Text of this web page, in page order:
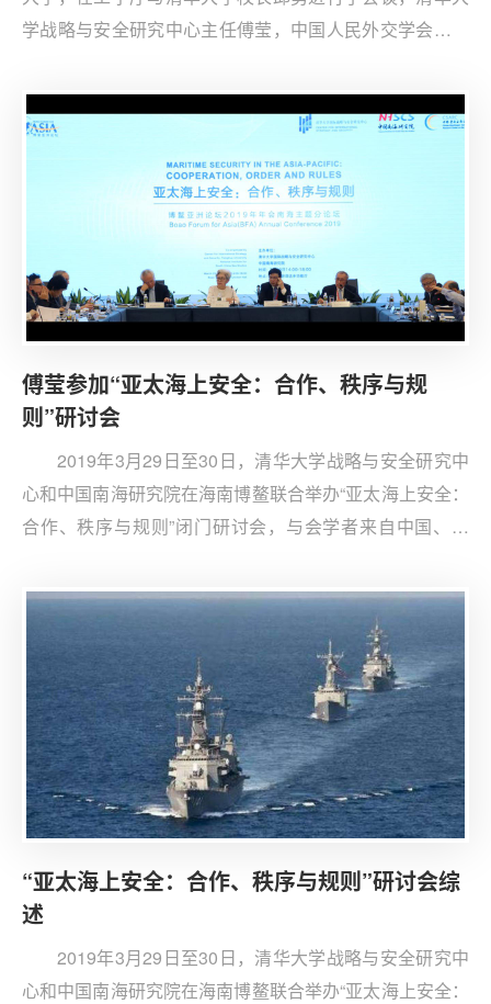
学战略与安全研究中心主任傅莹，中国人民外交学会欧洲
表进行了座谈交流。傅莹主持交流会，并表示，安德鲁非
常关注中国的发展，曾多次访华，在推进中英关系发展中
发挥了重要的作用。
傅莹参加“亚太海上安全：合作、秩序与规
则”研讨会
2019年3月29日至30日，清华大学战略与安全研究中
心和中国南海研究院在海南博鳌联合举办“亚太海上安全：
合作、秩序与规则”闭门研讨会，与会学者来自中国、美
东盟国家学者共同参加的南海问题学术会议，重在澄清各
方安全关切、进一步厘清南海局势的复杂脉络。会议主要
围绕南海问题现状与解决出路展开讨论。
“亚太海上安全：合作、秩序与规则”研讨会综
述
2019年3月29日至30日，清华大学战略与安全研究中
心和中国南海研究院在海南博鳌联合举办“亚太海上安全：